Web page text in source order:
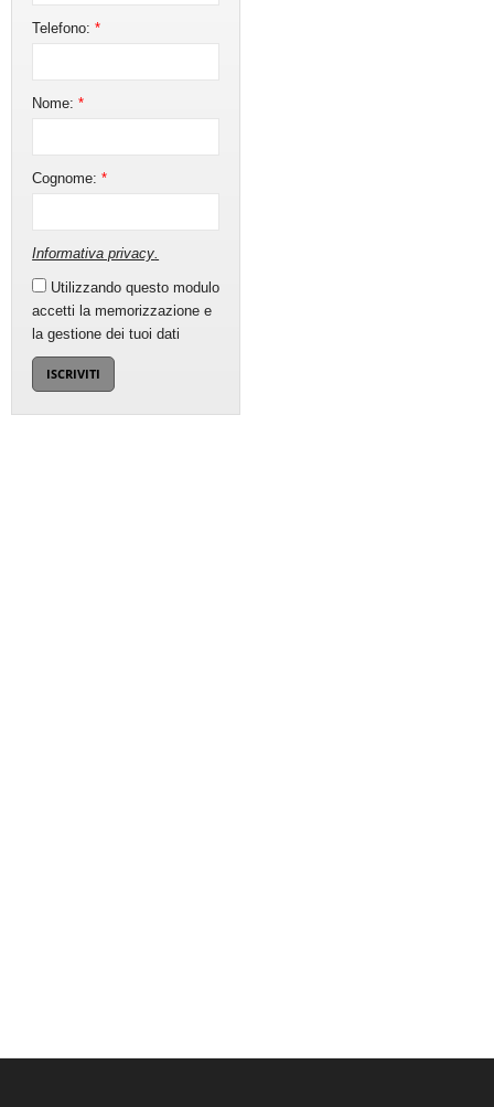
Telefono:*
Nome:*
Cognome:*
Informativa privacy.
Utilizzando questo modulo
accetti la memorizzazione e
la gestione dei tuoi dati